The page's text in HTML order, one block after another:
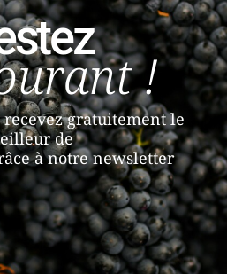
!
recevez gratuitement le
de
à notre newsletter